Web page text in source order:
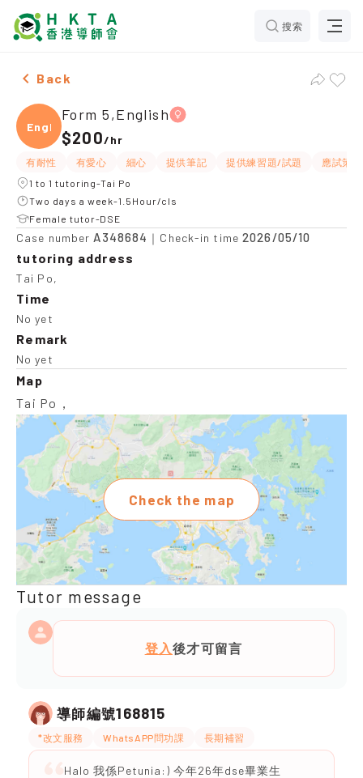
搜索
Female Form 5,English，Tai Po Tuition
Back
Engli
Form 5,English
$200/hr
有耐性 有愛心 細心 提供筆記 提供練習題/試題
應試策略
1 to 1 tutoring-Tai Po
Two days a week-1.5Hour/cls
Female tutor-DSE
Case number A348684 ｜Check-in time2026/05/10
tutoring address
Tai Po,
Time
No yet
Remark
No yet
Map
Tai Po，
Check the map
Tutor message
登入後才可留言
導師編號168815
*改文服務 WhatsAPP問功課 長期補習
Halo 我係Petunia:) 今年26年dse畢業生